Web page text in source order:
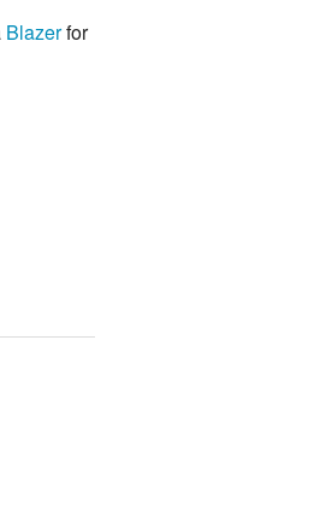
Blazerfor